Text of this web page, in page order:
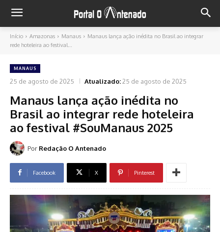
Início Amazonas Manaus
Manaus lança ação inédita no Brasil ao integrar
rede hoteleira ao festival...
MANAUS
25 de agosto de 2025 Atualizado:25 de agosto de 2025
Manaus lança ação inédita no
Brasil ao integrar rede hoteleira
ao festival #SouManaus 2025
Por Redação O Antenado
Facebook X Pinterest